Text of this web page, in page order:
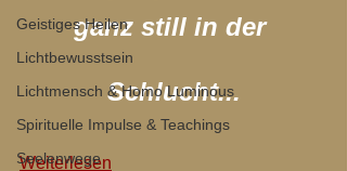
Geistiges Heilen
Lichtbewusstsein
Lichtmensch & Homo Luminous
Spirituelle Impulse & Teachings
Seelenwege
ganz still in der
Schlucht...
Weiterlesen